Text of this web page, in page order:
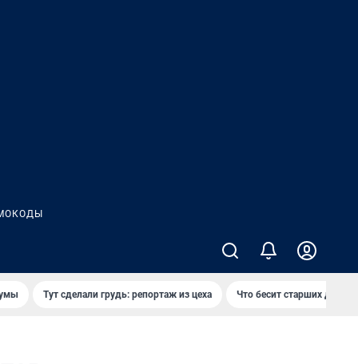
Тут сделали грудь: репортаж из цеха Что бесит старших детей